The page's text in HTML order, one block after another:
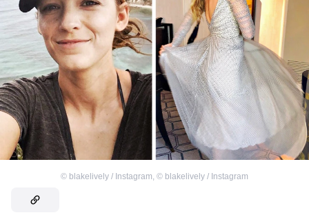
© blakelively / Instagram © blakelively / Instagram